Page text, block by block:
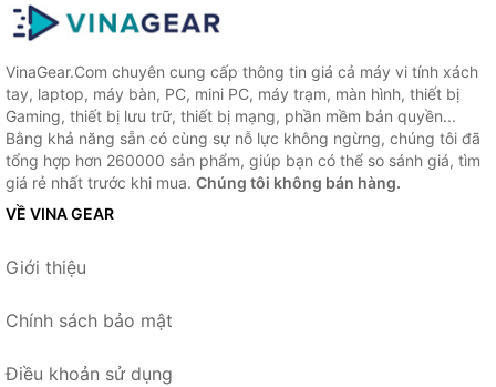
VinaGear.Com chuyên cung cấp thông tin giá cả máy vi tính xách
tay, laptop, máy bàn, PC, mini PC, máy trạm, màn hình, thiết bị
Gaming, thiết bị lưu trữ, thiết bị mạng, phần mềm bản quyền...
Bằng khả năng sẵn có cùng sự nỗ lực không ngừng, chúng tôi đã
tổng hợp hơn 260000 sản phẩm, giúp bạn có thể so sánh giá, tìm
giá rẻ nhất trước khi mua. Chúng tôi không bán hàng.
VỀ VINA GEAR
Giới thiệu
Chính sách bảo mật
Điều khoản sử dụng